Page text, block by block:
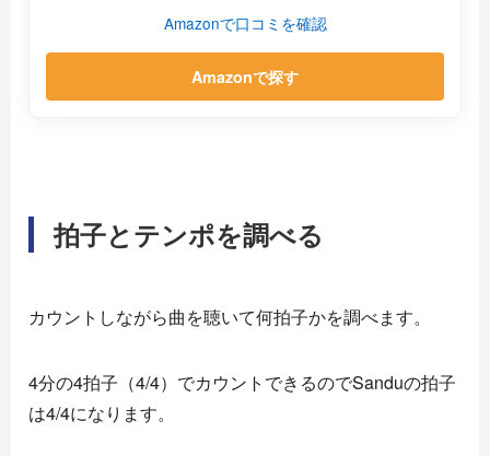
Amazonで口コミを確認
Amazonで探す
拍子とテンポを調べる
カウントしながら曲を聴いて何拍子かを調べます。
4分の4拍子（4/4）でカウントできるのでSanduの拍子
は4/4になります。